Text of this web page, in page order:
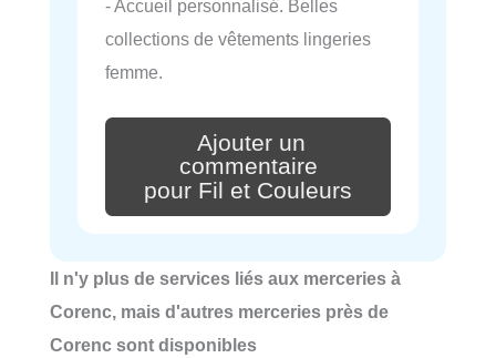
- Accueil personnalisé. Belles
collections de vêtements lingeries
femme.
Ajouter un
commentaire
pour Fil et Couleurs
Il n'y plus de services liés aux merceries à
Corenc, mais d'autres merceries près de
Corenc sont disponibles